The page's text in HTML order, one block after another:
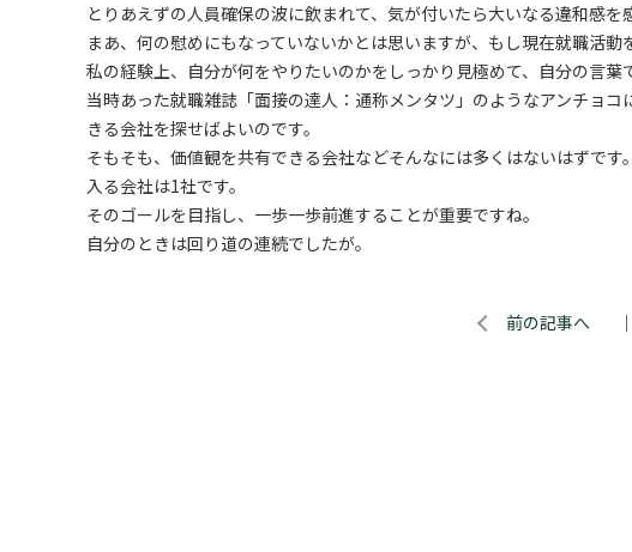
とりあえずの人員確保の波に飲まれて、気が付いたら大いなる違和感を
まあ、何の慰めにもなっていないかとは思いますが、もし現在就職活動
私の経験上、自分が何をやりたいのかをしっかり見極めて、自分の言
当時あった就職雑誌「面接の達人：通称メンタツ」のようなアンチョ
きる会社を探せばよいのです。
そもそも、価値観を共有できる会社などそんなには多くはないはずです。
入る会社は1社です。
そのゴールを目指し、一歩一歩前進することが重要ですね。
自分のときは回り道の連続でしたが。
前の記事へ ｜